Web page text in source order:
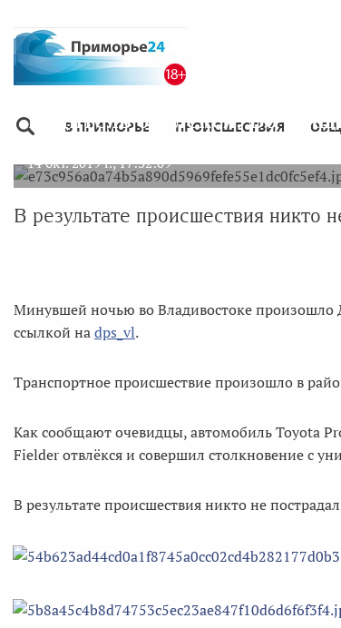
В ПРИМОРЬЕ ПРОИСШЕСТВИЯ
Водитель отвлёкся: Во
14 окт. 2019 г., 17:32:09
В результате происшествия никто
Минувшей ночью во Владивостоке произошло
ссылкой наdps_vl.
Транспортное происшествие произошло в
Как сообщают очевидцы, автомобиль Toyota
Fielder отвлёкся и совершил столкновение с
В результате происшествия никто не